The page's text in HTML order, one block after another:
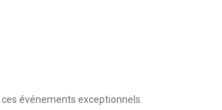
événements exceptionnels.